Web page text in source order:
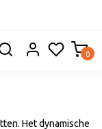
0
Het dynamische